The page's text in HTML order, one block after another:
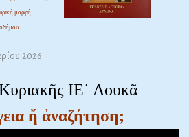
μορφή
2026
ΙΕ΄ Λουκᾶ
ἤ ἀναζήτηση;